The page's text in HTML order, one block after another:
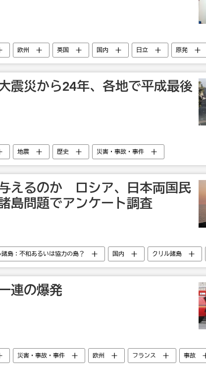
欧州 英国 国内 日立
原発
震災から24年、各地で平成最後
地震 歴史 災害・事故・事件
えるのか ロシア、日本両国民
島問題でアンケート調査
島：不和あるいは協力の島？ 国内 クリル諸島
連の爆発
災害・事故・事件 欧州 フランス 事故